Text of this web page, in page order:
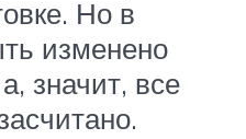
Но в
изменено
значит, все